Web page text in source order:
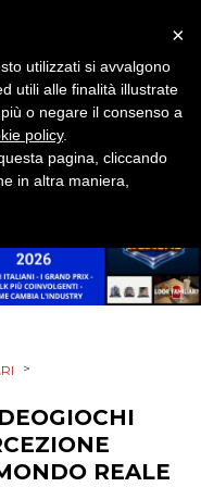
>
REALE
×
utilizzati si avvalgono
utili alle finalità illustrate
o negare il consenso a
policy.
pagina, cliccando
in altra maniera,